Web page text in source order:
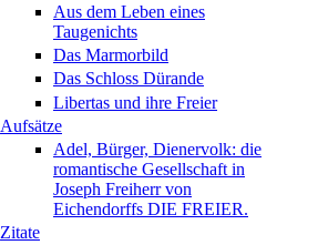
Aus dem Leben eines
Taugenichts
Das Marmorbild
Das Schloss Dürande
Libertas und ihre Freier
Aufsätze
Adel, Bürger, Dienervolk: die
romantische Gesellschaft in
Joseph Freiherr von
Eichendorffs DIE FREIER.
Zitate